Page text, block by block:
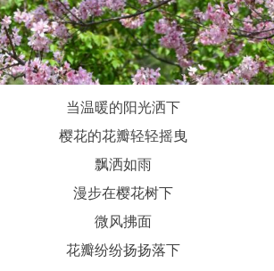
当温暖的阳光洒下
樱花的花瓣轻轻摇曳
飘洒如雨
漫步在樱花树下
微风拂面
花瓣纷纷扬扬落下